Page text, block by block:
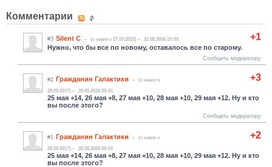
Комментарии
+1
#3 Silent C (c нами с 27.03.2023) 22.05.2026 23:03
Нужно, что бы все по новому, оставалось все по старому.
Сообщить модератору
+3
#2 Гражданин Галактики
(c нами с
28.09.2017)
20.05.2026 09:01
25 мая +14, 26 мая +8, 27 мая +10, 28 мая +10, 29 мая +12. Ну и кто
вы после этого?
Сообщить модератору
+2
#1 Гражданин Галактики
(c нами с
28.09.2017)
20.05.2026 09:01
25 мая +14, 26 мая +8, 27 мая +10, 28 мая +10, 29 мая +12. Ну и кто
вы после этого?